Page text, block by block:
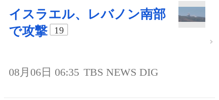
イスラエル、レバノン南部
で攻撃
19
08月06日 06:35 TBS NEWS DIG